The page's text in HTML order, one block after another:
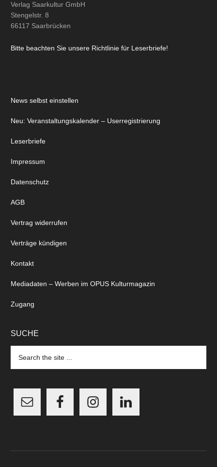
Verlag Saarkultur GmbH
Stengelstr. 8
66117 Saarbrücken
Bitte beachten Sie unsere Richtlinie für Leserbriefe!
News selbst einstellen
Neu: Veranstaltungskalender – Userregistrierung
Leserbriefe
Impressum
Datenschutz
AGB
Vertrag widerrufen
Verträge kündigen
Kontakt
Mediadaten – Werben im OPUS Kulturmagazin
Zugang
SUCHE
the